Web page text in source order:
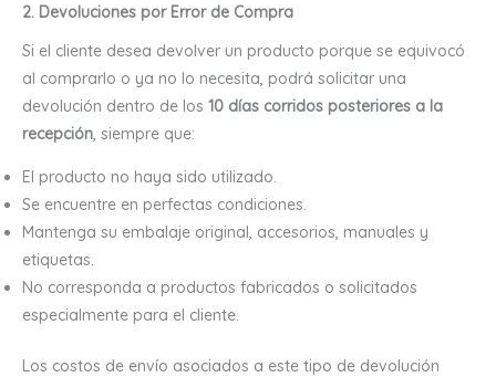
2. Devoluciones por Error de Compra
Si el cliente desea devolver un producto porque se equivocó
al comprarlo o ya no lo necesita, podrá solicitar una
devolución dentro de los 10 días corridos posteriores a la
recepción , siempre que:
El producto no haya sido utilizado.
Se encuentre en perfectas condiciones.
Mantenga su embalaje original, accesorios, manuales y
etiquetas.
No corresponda a productos fabricados o solicitados
especialmente para el cliente.
Los costos de envío asociados a este tipo de devolución